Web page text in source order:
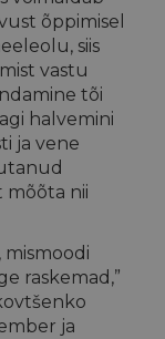
õppimisel
siis
vastu
tõi
halvemini
ja vene
mõõta nii
raskemad,”
ja